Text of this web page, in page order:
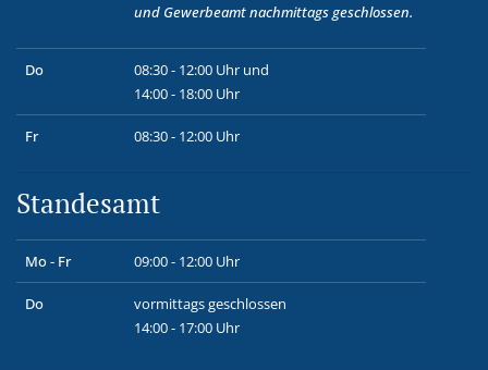
und Gewerbeamtnachmittags geschlossen.
Do
08:30 - 12:00 Uhr und
14:00 - 18:00 Uhr
Fr 08:30 - 12:00 Uhr
Standesamt
Mo - Fr 09:00 - 12:00 Uhr
Do
vormittags geschlossen
14:00 - 17:00 Uhr